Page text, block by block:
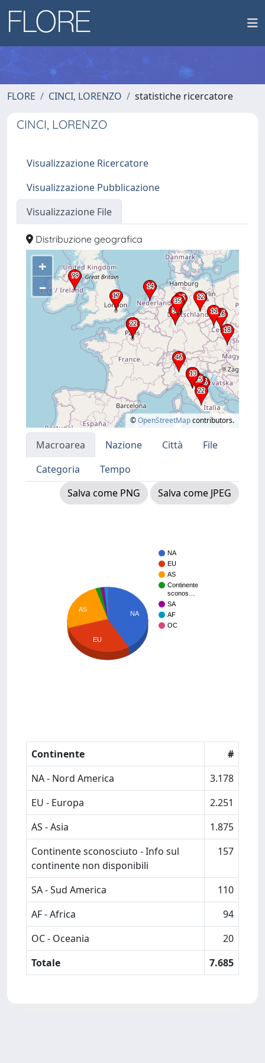
FLORE CINCI, LORENZO statistiche ricercatore
CINCI, LORENZO
Visualizzazione Ricercatore
Visualizzazione Pubblicazione
Visualizzazione File
Distribuzione geografica
+
–
©OpenStreetMapcontributors.
Macroarea Nazione Città
File
Categoria
Tempo
Salva come PNG
Salva come JPEG
NA
EU
AS
Continente
sconos…
SA
AF
OC
NA
AS
EU
Continente
#
NA - Nord America
3.178
EU - Europa
2.251
AS - Asia
1.875
Continente sconosciuto - Info sul
continente non disponibili
157
SA - Sud America
110
AF - Africa
94
OC - Oceania
20
Totale
7.685